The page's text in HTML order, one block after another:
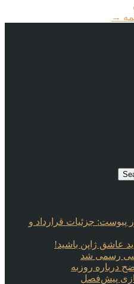
→
پیوست: جزئیات قرارداد و
عاشق ژاپن باشید!
رسمی شد
درباره روزبه
پیش‌فصل